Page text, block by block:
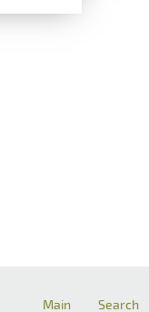
Main Search